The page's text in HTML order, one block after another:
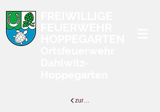
zurück zur Übersicht